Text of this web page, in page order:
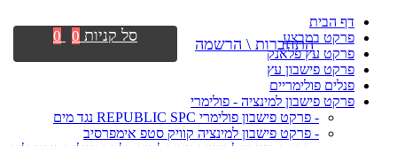
דף הבית
פרקט במבצע
פרקט עץ פלאנק
פרקט פישבון עץ
פנלים פולימריים
פרקט פישבון למינציה - פולימרי
- פרקט פישבון פולימרי REPUBLIC SPC נגד מים
- פרקט פישבון למינציה קוויק סטפ אימפרסיב
התחברות \ הרשמה סל קניות 0
0